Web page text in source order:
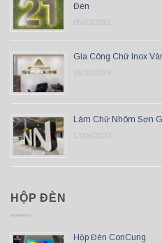
Đèn
05/03/2022
Gia Công Chữ Inox
15/07/2024
Làm Chữ Nhôm Sơn
13/06/2023
HỘP ĐÈN
Hộp Đèn ConCung